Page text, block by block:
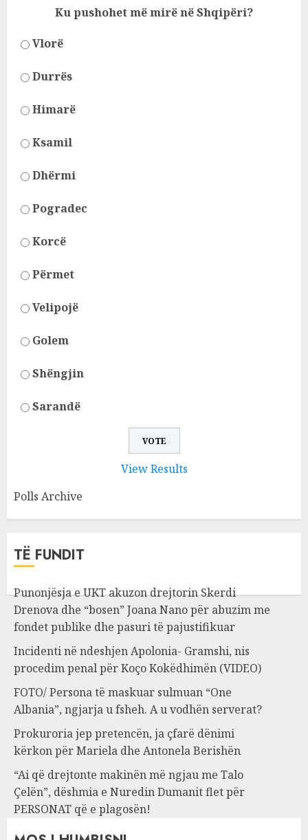
Ku pushohet më mirë në Shqipëri?
Vlorë
Durrës
Himarë
Ksamil
Dhërmi
Pogradec
Korcë
Përmet
Velipojë
Golem
Shëngjin
Sarandë
View Results
Polls Archive
TË FUNDIT
Punonjësja e UKT akuzon drejtorin Skerdi
Drenova dhe “bosen” Joana Nano për abuzim me
fondet publike dhe pasuri të pajustifikuar
Incidenti në ndeshjen Apolonia- Gramshi, nis
procedim penal për Koço Kokëdhimën (VIDEO)
FOTO/ Persona të maskuar sulmuan “One
Albania”, ngjarja u fsheh. A u vodhën serverat?
Prokuroria jep pretencën, ja çfarë dënimi
kërkon për Mariela dhe Antonela Berishën
“Ai që drejtonte makinën më ngjau me Talo
Çelën”, dëshmia e Nuredin Dumanit flet për
PERSONAT që e plagosën!